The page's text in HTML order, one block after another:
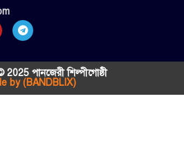
পানজেরী শিল্পীগোষ্ঠী
by (BANDBLIX)